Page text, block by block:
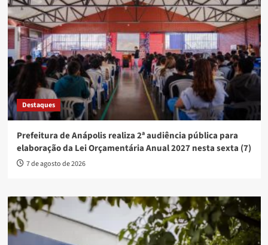
Destaques
Prefeitura de Anápolis realiza 2ª audiência pública para
elaboração da Lei Orçamentária Anual 2027 nesta sexta (7)
7 de agosto de 2026